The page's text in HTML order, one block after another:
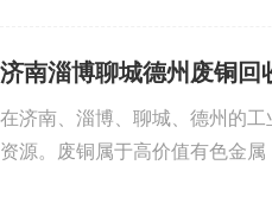
济南淄博聊城德州废铜
在济南、淄博、聊城、德州的
资源。废铜属于高价值有色金